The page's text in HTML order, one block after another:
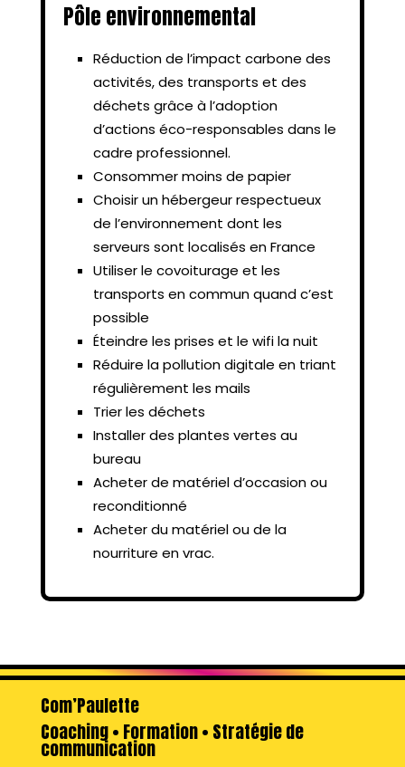
Pôle environnemental
Réduction de l’impact carbone des
activités, des transports et des
déchets grâce à l’adoption
d’actions éco-responsables dans le
cadre professionnel.
Consommer moins de papier
Choisir un hébergeur respectueux
de l’environnement dont les
serveurs sont localisés en France
Utiliser le covoiturage et les
transports en commun quand c’est
possible
Éteindre les prises et le wifi la nuit
Réduire la pollution digitale en triant
régulièrement les mails
Trier les déchets
Installer des plantes vertes au
bureau
Acheter de matériel d’occasion ou
reconditionné
Acheter du matériel ou de la
nourriture en vrac.
Com’Paulette
Coaching • Formation • Stratégie de
communication